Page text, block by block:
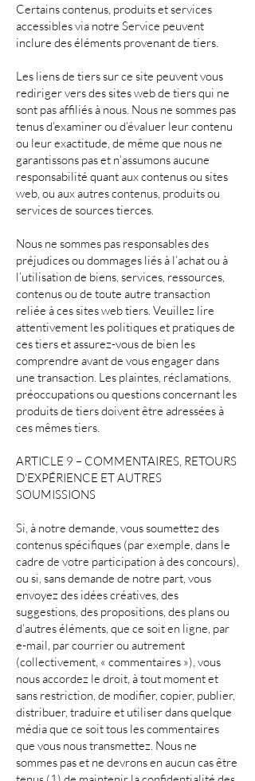
Certains contenus, produits et services
accessibles via notre Service peuvent
inclure des éléments provenant de tiers.
Les liens de tiers sur ce site peuvent vous
rediriger vers des sites web de tiers qui ne
sont pas affiliés à nous. Nous ne sommes pas
tenus d’examiner ou d’évaluer leur contenu
ou leur exactitude, de même que nous ne
garantissons pas et n’assumons aucune
responsabilité quant aux contenus ou sites
web, ou aux autres contenus, produits ou
services de sources tierces.
Nous ne sommes pas responsables des
préjudices ou dommages liés à l’achat ou à
l’utilisation de biens, services, ressources,
contenus ou de toute autre transaction
reliée à ces sites web tiers. Veuillez lire
attentivement les politiques et pratiques de
ces tiers et assurez-vous de bien les
comprendre avant de vous engager dans
une transaction. Les plaintes, réclamations,
préoccupations ou questions concernant les
produits de tiers doivent être adressées à
ces mêmes tiers.
ARTICLE 9 – COMMENTAIRES, RETOURS
D'EXPÉRIENCE ET AUTRES
SOUMISSIONS
Si, à notre demande, vous soumettez des
contenus spécifiques (par exemple, dans le
cadre de votre participation à des concours),
ou si, sans demande de notre part, vous
envoyez des idées créatives, des
suggestions, des propositions, des plans ou
d’autres éléments, que ce soit en ligne, par
e-mail, par courrier ou autrement
(collectivement, « commentaires »), vous
nous accordez le droit, à tout moment et
sans restriction, de modifier, copier, publier,
distribuer, traduire et utiliser dans quelque
média que ce soit tous les commentaires
que vous nous transmettez. Nous ne
sommes pas et ne devrons en aucun cas être